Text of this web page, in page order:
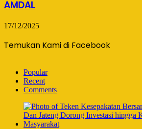
AMDAL
17/12/2025
Temukan Kami di Facebook
Popular
Recent
Comments